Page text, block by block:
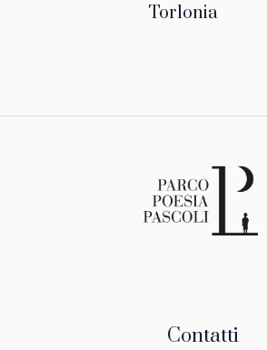
Torlonia
Contatti